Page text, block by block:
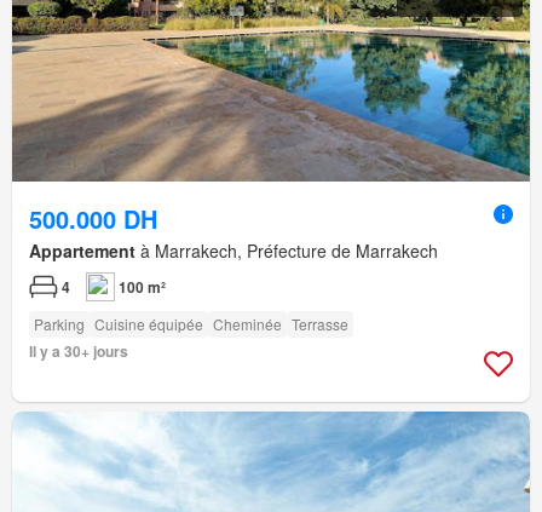
500.000 DH
Appartement à Marrakech, Préfecture de Marrakech
4 100 m²
Parking Cuisine équipée Cheminée Terrasse
Il y a 30+ jours